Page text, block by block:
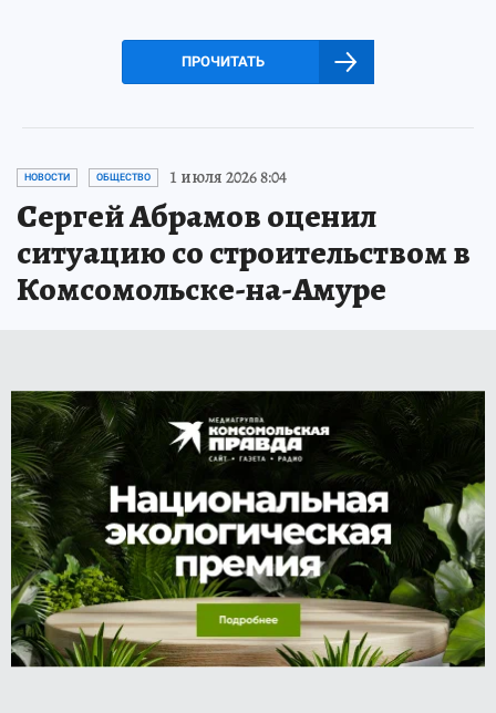
ПРОЧИТАТЬ
НОВОСТИ ОБЩЕСТВО 1 июля 2026 8:04
Сергей Абрамов оценил
ситуацию со строительством в
Комсомольске-на-Амуре